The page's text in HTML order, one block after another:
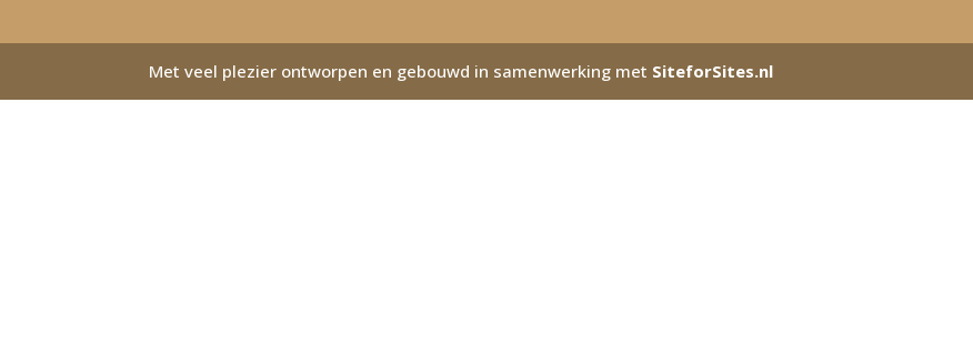
Met veel plezier ontworpen en gebouwd in samenwerking met SiteforSites.nl